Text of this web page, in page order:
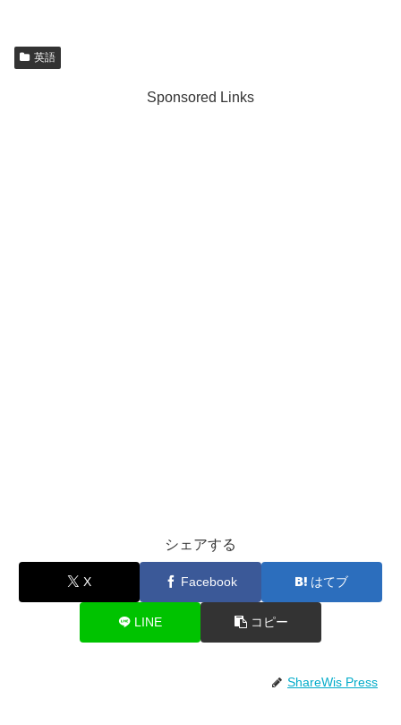
英語
Sponsored Links
シェアする
X Facebook はてブ
LINE コピー
ShareWis Press